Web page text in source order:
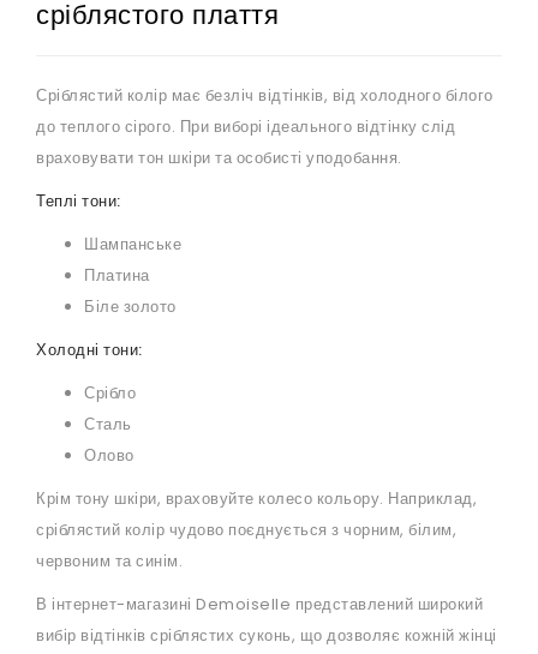
сріблястого плаття
Сріблястий колір має безліч відтінків, від холодного білого
до теплого сірого. При виборі ідеального відтінку слід
враховувати тон шкіри та особисті уподобання.
Теплі тони:
Шампанське
Платина
Біле золото
Холодні тони:
Срібло
Сталь
Олово
Крім тону шкіри, враховуйте колесо кольору. Наприклад,
сріблястий колір чудово поєднується з чорним, білим,
червоним та синім.
В інтернет-магазині Demoiselle представлений широкий
вибір відтінків сріблястих суконь, що дозволяє кожній жінці